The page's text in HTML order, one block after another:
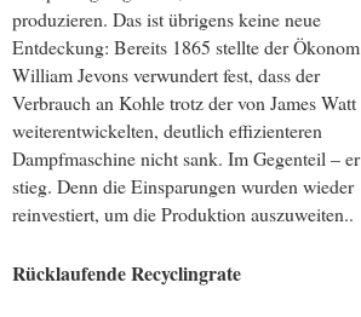
produzieren. Das ist übrigens keine neue
Entdeckung: Bereits 1865 stellte der Ökonom
William Jevons verwundert fest, dass der
Verbrauch an Kohle trotz der von James Watt
weiterentwickelten, deutlich effizienteren
Dampfmaschine nicht sank. Im Gegenteil – er
stieg. Denn die Einsparungen wurden wieder
reinvestiert, um die Produktion auszuweiten..
Rücklaufende Recyclingrate